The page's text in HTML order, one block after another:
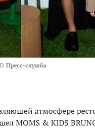
Пресс-служба
атмосфере
MOMS & KIDS